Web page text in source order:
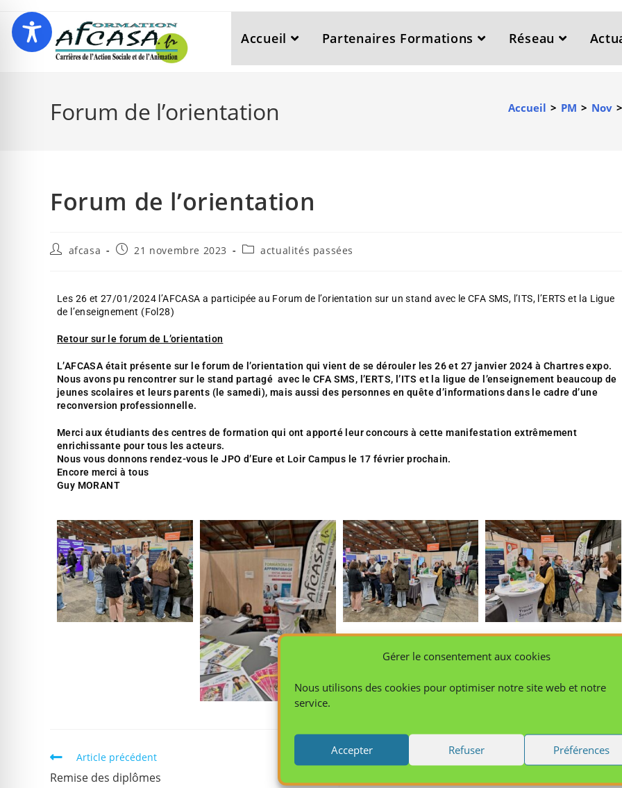
Gérer le consentement aux cookies
Nous utilisons des cookies pour optimiser notre site web et notre
service.
Accepter Refuser Préférences
Accueil Partenaires Formations Réseau
Forum de l’orientation Accueil > PM > Nov >
Forum de l’orientation
afcasa 21 novembre 2023 actualités passées
Les 26 et 27/01/2024 l’AFCASA a participée au Forum de l’orientation sur un stand avec le CFA SMS, l’ITS, l’ERTS et la Ligue
de l’enseignement (Fol28)
Retour sur le forum de L’orientation
L’AFCASA était présente sur le forum de l’orientation qui vient de se dérouler les 26 et 27 janvier 2024 à Chartres expo.
Nous avons pu rencontrer sur le stand partagé avec le CFA SMS, l’ERTS, l’ITS et la ligue de l’enseignement beaucoup de
jeunes scolaires et leurs parents (le samedi), mais aussi des personnes en quête d’informations dans l e cadre d’une
reconversion professionnelle.
Merci aux étudiants des centres de formation qui ont apporté leur concours à cette manifestation extrêmement
enrichissante pour tous les acteurs.
Nous vous donnons rendez-vous le JPO d’Eure et Loir Campus le 17 février prochain.
Encore merci à tous
Guy MORANT
Article précédent
Remise des diplômes
Article suivant